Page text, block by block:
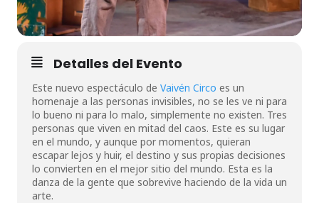
Detalles del Evento
Este nuevo espectáculo de Vaivén Circo es un
homenaje a las personas invisibles, no se les ve ni para
lo bueno ni para lo malo, simplemente no existen. Tres
personas que viven en mitad del caos. Este es su lugar
en el mundo, y aunque por momentos, quieran
escapar lejos y huir, el destino y sus propias decisiones
lo convierten en el mejor sitio del mundo. Esta es la
danza de la gente que sobrevive haciendo de la vida un
arte.